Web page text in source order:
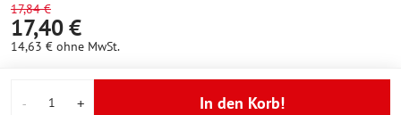
17,84 €
17,40 €
14,63 € ohne MwSt.
In den Korb!